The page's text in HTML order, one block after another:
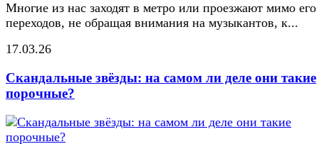
Многие из нас заходят в метро или проезжают мимо его
переходов, не обращая внимания на музыкантов, к...
17.03.26
Скандальные звёзды: на самом ли деле они такие
порочные?